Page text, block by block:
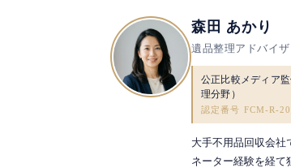
森田 あかり
遺品整理アドバイザ
公正比較メディア
理分野）
認定番号 FCM-R-
大手不用品回収会社
ネーター経験を経て